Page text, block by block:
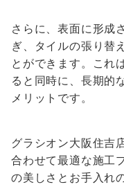
さらに、表面に形成
ぎ、タイルの張り替
とができます。これ
ると同時に、長期的
メリットです。
グラシオン大阪住吉
合わせて最適な施工
の美しさとお手入れ